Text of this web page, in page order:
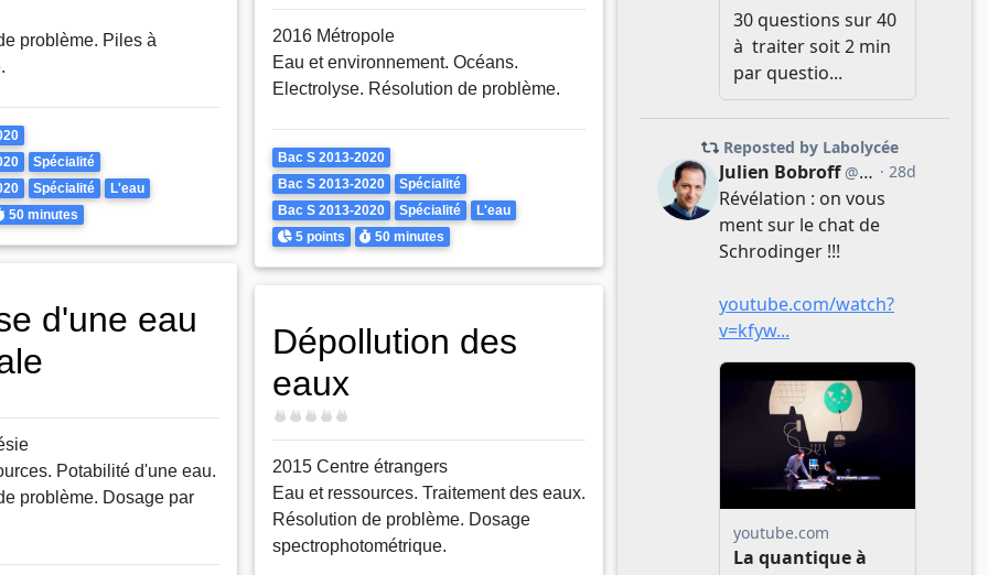
problème. Piles à
Spécialité
Spécialité L'eau
50 minutes
2016 Métropole
Eau et environnement. Océans.
Electrolyse. Résolution de problème.
Theme
Bac S 2013-2020
Bac S 2013-2020
Spécialité
Bac S 2013-2020
Spécialité L'eau
Points
5 points Durée
50 minutes
d'une eau
Potabilité d'une eau.
problème. Dosage par
Dépollution des
eaux
Difficulté
2015 Centre étrangers
Eau et ressources. Traitement des eaux.
Résolution de problème. Dosage
spectrophotométrique.